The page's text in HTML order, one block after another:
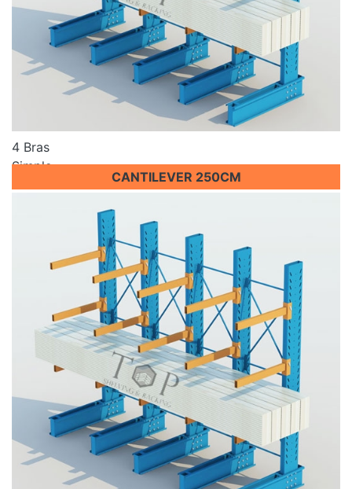
4 Bras
Simple
Prix sur demande
CANTILEVER 250CM